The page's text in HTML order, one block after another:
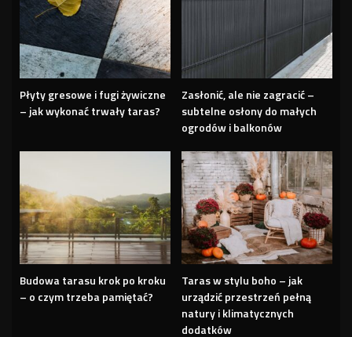
Płyty gresowe i fugi żywiczne
– jak wykonać trwały taras?
Zasłonić, ale nie zagracić –
subtelne osłony do małych
ogrodów i balkonów
Budowa tarasu krok po kroku
– o czym trzeba pamiętać?
Taras w stylu boho – jak
urządzić przestrzeń pełną
natury i klimatycznych
dodatków